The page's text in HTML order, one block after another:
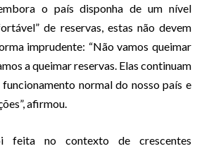
o país disponha de um nível
de reservas, estas não devem
imprudente: “Não vamos queimar
a queimar reservas. Elas continuam
normal do nosso país e
afirmou.
feita no contexto de crescentes